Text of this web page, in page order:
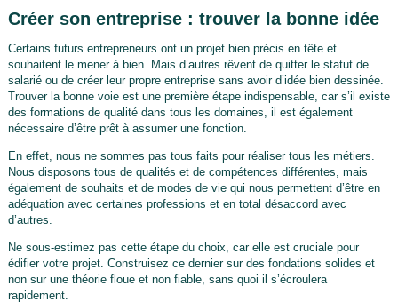
Créer son entreprise : trouver la bonne idée
Certains futurs entrepreneurs ont un projet bien précis en tête et
souhaitent le mener à bien. Mais d’autres rêvent de quitter le statut de
salarié ou de créer leur propre entreprise sans avoir d’idée bien dessinée.
Trouver la bonne voie est une première étape indispensable, car s’il existe
des formations de qualité dans tous les domaines, il est également
nécessaire d’être prêt à assumer une fonction.
En effet, nous ne sommes pas tous faits pour réaliser tous les métiers.
Nous disposons tous de qualités et de compétences différentes, mais
également de souhaits et de modes de vie qui nous permettent d’être en
adéquation avec certaines professions et en total désaccord avec
d’autres.
Ne sous-estimez pas cette étape du choix, car elle est cruciale pour
édifier votre projet. Construisez ce dernier sur des fondations solides et
non sur une théorie floue et non fiable, sans quoi il s’écroulera
rapidement.